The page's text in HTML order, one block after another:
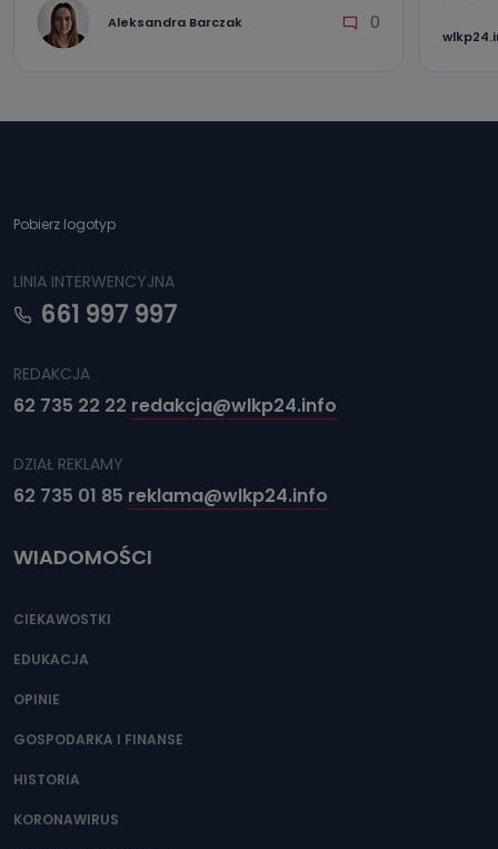
Aleksandra Barczak 0
Pobierz logotyp
LINIA INTERWENCYJNA
661 997 997
REDAKCJA
62 735 22 22 redakcja@wlkp24.info
DZIAŁ REKLAMY
62 735 01 85 reklama@wlkp24.info
WIADOMOŚCI
CIEKAWOSTKI
EDUKACJA
OPINIE
GOSPODARKA I FINANSE
HISTORIA
KORONAWIRUS